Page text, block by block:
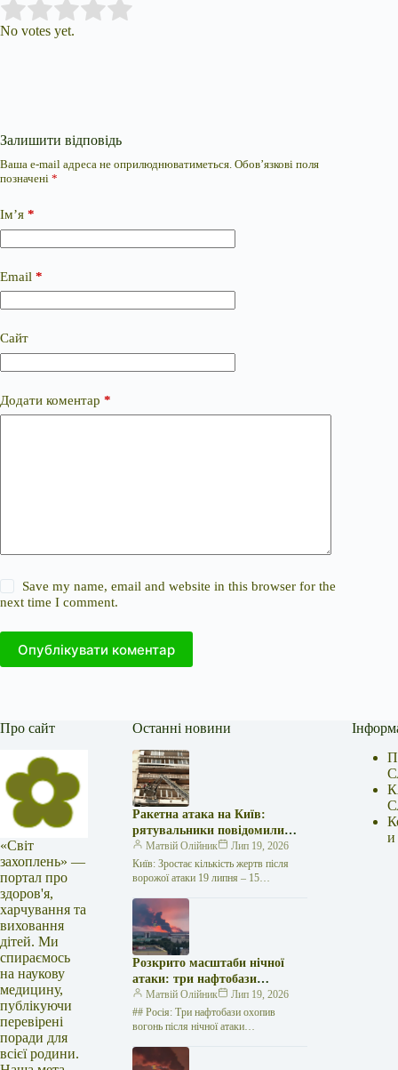
Rate this item:
No votes yet.
Залишити відповідь
Ваша e-mail адреса не оприлюднюватиметься. Обов’язкові поля
позначені *
Ім’я *
Email *
Сайт
Додати коментар *
Save my name, email and website in this browser for the
next time I comment.
Опублікувати коментар
Про сайт
«Світ
захоплень» —
портал про
здоров'я,
харчування та
виховання
дітей. Ми
спираємось
на наукову
медицину,
публікуючи
перевірені
поради для
всієї родини.
Останні новини
Ракетна атака на Київ:
рятувальники повідомили
про 15 поранених
Матвій Олійник
Лип 19, 2026
Київ: Зростає кількість жертв після
ворожої атаки 19 липня – 15
російської агресії, що сталася у
столиці…
Розкрито масштаби нічної
атаки: три нафтобази
палають у Ставрополі –
OSINT-аналіз
Матвій Олійник
Лип 19, 2026
## Росія: Три нафтобази охопив
вогонь після нічної атаки
posts:Ампутація, протезування, власна
и